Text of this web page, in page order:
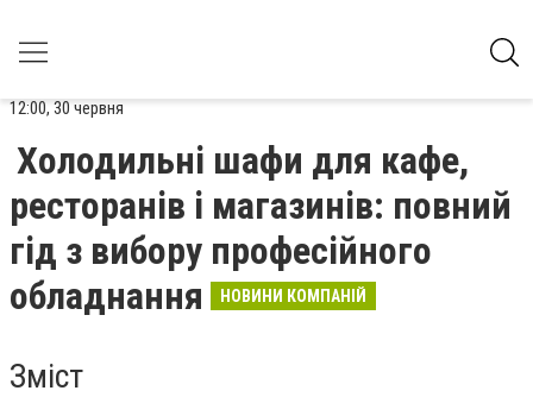
12:00, 30 червня
Холодильні шафи для кафе,
ресторанів і магазинів: повний
гід з вибору професійного
обладнання
НОВИНИ КОМПАНІЙ
Зміст